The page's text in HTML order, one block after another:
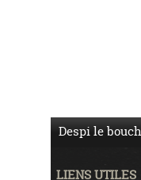
Despi le
LIENS UTILES